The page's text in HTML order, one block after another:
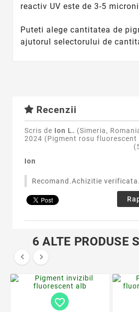
reactiv UV este de 3-5
Puteti alege cantitatea de
ajutorul selectorului de
Recenzii
Scris de Ion L. (Simeria,
2024 (Pigment rosu fluorescent
(
Ion
Recomand.Achizitie verificata.
6 ALTE PRODUSE
 
favorite_border